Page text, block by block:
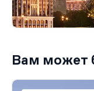
Вам может